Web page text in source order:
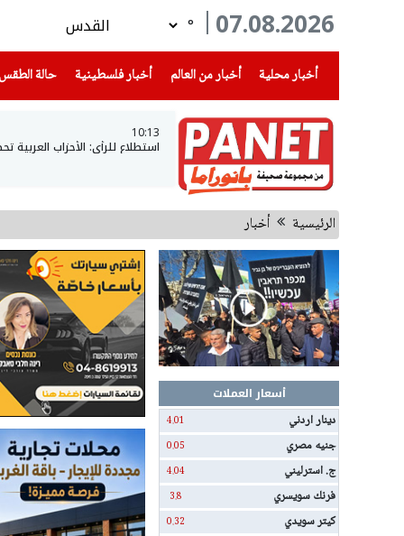
07.08.2026
°
أخبار محلية
(current) أخبار من العالم أخبار فلسطينية(current) حالة الطقس
10:13
استطلاع للرأي: الأحزاب العربية تحصل على 15 مقعدا ان خاضت
الرئيسية أخبار
أسعار العملات
دينار اردني
4.01
جنيه مصري 0.05
ج. استرليني 4.04
فرنك سويسري 3.8
كيتر سويدي 0.32